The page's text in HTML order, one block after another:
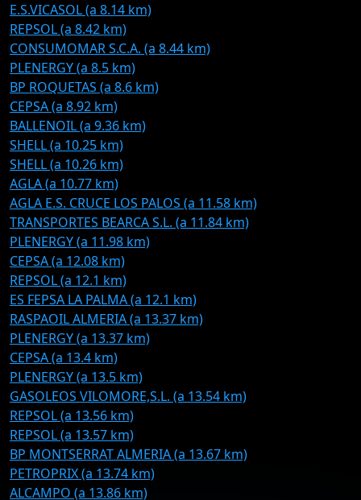
E.S.VICASOL (a 8.14 km)
REPSOL (a 8.42 km)
CONSUMOMAR S.C.A. (a 8.44 km)
PLENERGY (a 8.5 km)
BP ROQUETAS (a 8.6 km)
CEPSA (a 8.92 km)
BALLENOIL (a 9.36 km)
SHELL (a 10.25 km)
SHELL (a 10.26 km)
AGLA (a 10.77 km)
AGLA E.S. CRUCE LOS PALOS (a 11.58 km)
TRANSPORTES BEARCA S.L. (a 11.84 km)
PLENERGY (a 11.98 km)
CEPSA (a 12.08 km)
REPSOL (a 12.1 km)
ES FEPSA LA PALMA (a 12.1 km)
RASPAOIL ALMERIA (a 13.37 km)
PLENERGY (a 13.37 km)
CEPSA (a 13.4 km)
PLENERGY (a 13.5 km)
GASOLEOS VILOMORE,S.L. (a 13.54 km)
REPSOL (a 13.56 km)
REPSOL (a 13.57 km)
BP MONTSERRAT ALMERIA (a 13.67 km)
PETROPRIX (a 13.74 km)
ALCAMPO (a 13.86 km)